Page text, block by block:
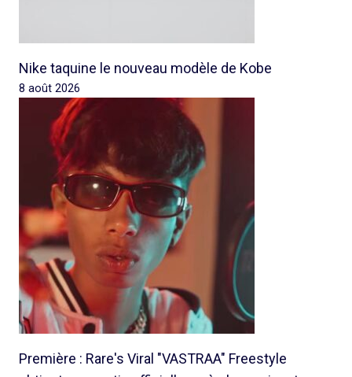
Nike taquine le nouveau modèle de Kobe
8 août 2026
Première : Rare's Viral "VASTRAA" Freestyle